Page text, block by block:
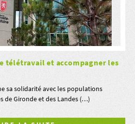
télétravail et accompagner les
sa solidarité avec les populations
de Gironde et des Landes (…)